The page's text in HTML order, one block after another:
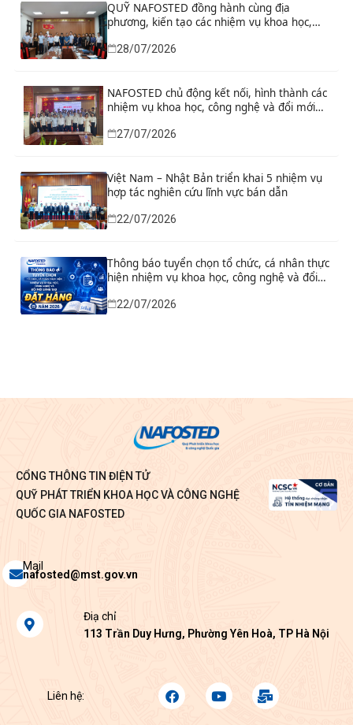
QUỸ NAFOSTED đồng hành cùng địa
phương, kiến tạo các nhiệm vụ khoa học,
phát triển thực tiễn
28/07/2026
NAFOSTED chủ động kết nối, hình thành các
nhiệm vụ khoa học, công nghệ và đổi mới
Bình
27/07/2026
Việt Nam – Nhật Bản triển khai 5 nhiệm vụ
hợp tác nghiên cứu lĩnh vực bán dẫn
22/07/2026
Thông báo tuyển chọn tổ chức, cá nhân thực
hiện nhiệm vụ khoa học, công nghệ và đổi
22/07/2026
CỔNG THÔNG TIN ĐIỆN TỬ
QUỸ PHÁT TRIỂN KHOA HỌC VÀ CÔNG NGHỆ
QUỐC GIA NAFOSTED
Envelope
Mail
nafosted@mst.gov.vn
Map-
marker-
Điạ chỉ
113 Trần Duy Hưng, Phường Yên Hoà, TP Hà Nội
Liên hệ: FacebookYoutubeMail-
bulk